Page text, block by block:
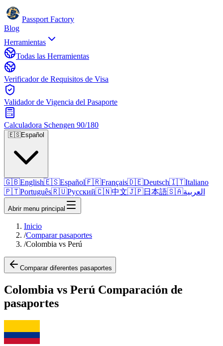
Passport Factory
Blog
Herramientas
Todas las Herramientas
Verificador de Requisitos de Visa
Validador de Vigencia del Pasaporte
Calculadora Schengen 90/180
🇪🇸Español
🇬🇧English🇪🇸Español🇫🇷Français🇩🇪Deutsch🇮🇹Italiano
🇵🇹Português🇷🇺Русский🇨🇳中文🇯🇵日本語🇸🇦العربية
Abrir menu principal
Inicio
/Comparar pasaportes
/Colombia vs Perú
Comparar diferentes pasaportes
Colombia vs Perú Comparación de
pasaportes